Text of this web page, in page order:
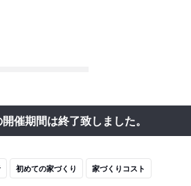
催期間は終了致しました。
初めての家づくり 家づくりコスト